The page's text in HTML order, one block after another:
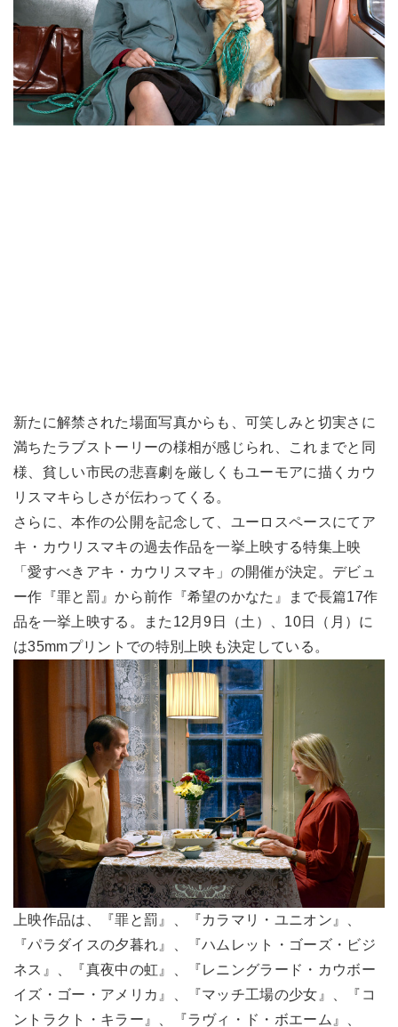
新たに解禁された場面写真からも、可笑しみと切実さに
満ちたラブストーリーの様相が感じられ、これまでと同
様、貧しい市民の悲喜劇を厳しくもユーモアに描くカウ
リスマキらしさが伝わってくる。
さらに、本作の公開を記念して、ユーロスペースにてア
キ・カウリスマキの過去作品を一挙上映する特集上映
「愛すべきアキ・カウリスマキ」の開催が決定。デビュ
ー作『罪と罰』から前作『希望のかなた』まで長篇17作
品を一挙上映する。また12月9日（土）、10日（月）に
は35mmプリントでの特別上映も決定している。
上映作品は、『罪と罰』、『カラマリ・ユニオン』、
『パラダイスの夕暮れ』、『ハムレット・ゴーズ・ビジ
ネス』、『真夜中の虹』、『レニングラード・カウボー
イズ・ゴー・アメリカ』、『マッチ工場の少女』、『コ
ントラクト・キラー』、『ラヴィ・ド・ボエーム』、